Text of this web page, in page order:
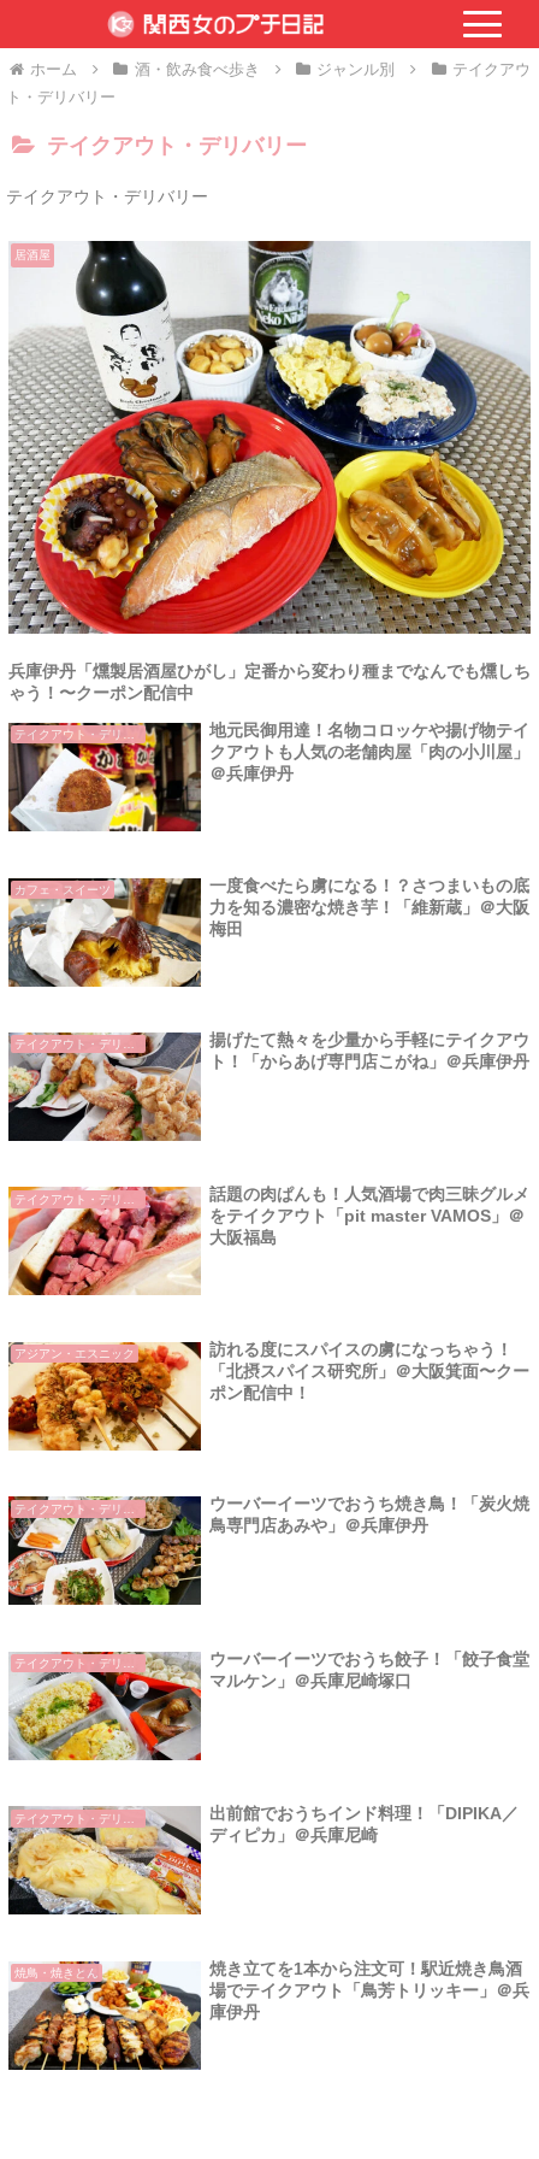
ホーム 酒・飲み食べ歩き ジャンル別
テイクアウ
ト・デリバリー
テイクアウト・デリバリー
テイクアウト・デリバリー
居酒屋
兵庫伊丹「燻製居酒屋ひがし」定番から変わり種までなんでも燻しち
ゃう！〜クーポン配信中
テイクアウト・デリバリー
地元民御用達！名物コロッケや揚げ物テイ
クアウトも人気の老舗肉屋「肉の小川屋」
＠兵庫伊丹
カフェ・スイーツ
一度食べたら虜になる！？さつまいもの底
力を知る濃密な焼き芋！「維新蔵」＠大阪
梅田
テイクアウト・デリバリー
揚げたて熱々を少量から手軽にテイクアウ
ト！「からあげ専門店こがね」＠兵庫伊丹
話題の肉ぱんも！人気酒場で肉三昧グルメ
をテイクアウト「pit master VAMOS」＠
大阪福島
アジアン・エスニック
訪れる度にスパイスの虜になっちゃう！
「北摂スパイス研究所」＠大阪箕面〜クー
ポン配信中！
ウーバーイーツでおうち焼き鳥！「炭火焼
鳥専門店あみや」＠兵庫伊丹
ウーバーイーツでおうち餃子！「餃子食堂
マルケン」＠兵庫尼崎塚口
出前館でおうちインド料理！「DIPIKA／
ディピカ」＠兵庫尼崎
焼鳥・焼きとん
焼き立てを1本から注文可！駅近焼き鳥酒
場でテイクアウト「鳥芳トリッキー」＠兵
庫伊丹